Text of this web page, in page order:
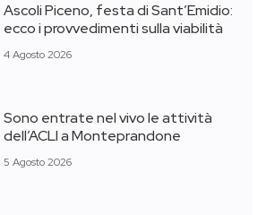
Ascoli Piceno, festa di Sant’Emidio:
ecco i provvedimenti sulla viabilità
4 Agosto 2026
Sono entrate nel vivo le attività
dell’ACLI a Monteprandone
5 Agosto 2026